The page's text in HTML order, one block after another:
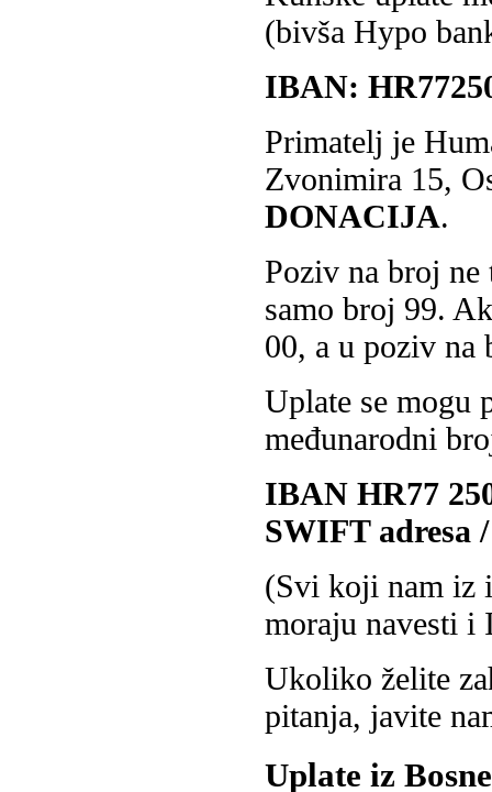
(bivša Hypo
IBAN:
Primatelj je
Zvonimira 15,
DONACIJA.
Poziv na broj ne
samo broj 99.
00, a u poziv na
Uplate se mogu
međunarodni
IBAN HR77
SWIFT adresa
(Svi koji nam iz
moraju navesti
Ukoliko želite
pitanja, javite
Uplate iz